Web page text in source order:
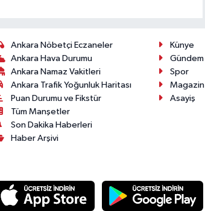
Ankara Nöbetçi Eczaneler
Ankara Hava Durumu
Ankara Namaz Vakitleri
Ankara Trafik Yoğunluk Haritası
Puan Durumu ve Fikstür
Tüm Manşetler
Son Dakika Haberleri
Haber Arşivi
Künye
Gündem
Spor
Magazin
Asayiş